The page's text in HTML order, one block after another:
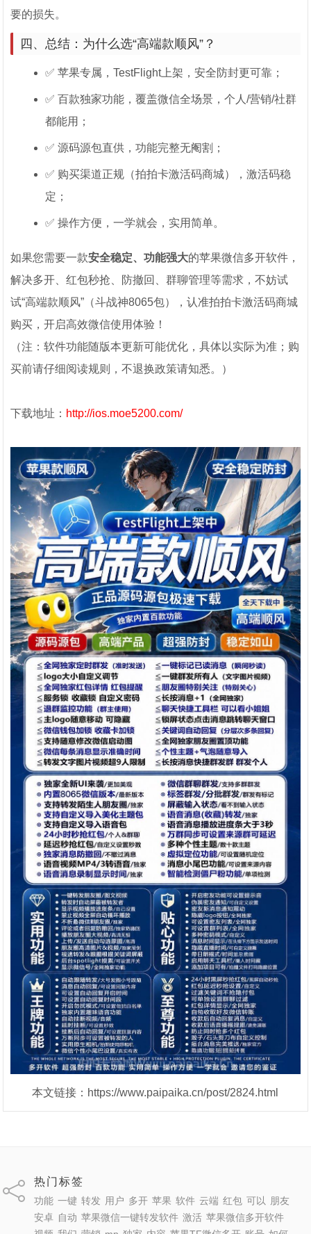
要的损失。
四、总结：为什么选“高端款顺风”？
✅ 苹果专属，TestFlight上架，安全防封更可靠；
✅ 百款独家功能，覆盖微信全场景，个人/营销/社群
都能用；
✅ 源码源包直供，功能完整无阉割；
✅ 购买渠道正规（拍拍卡激活码商城），激活码稳
定；
✅ 操作方便，一学就会，实用简单。
如果您需要一款安全稳定、功能强大的苹果微信多开软件，
解决多开、红包秒抢、防撤回、群聊管理等需求，不妨试
试“高端款顺风”（斗战神8065包），认准拍拍卡激活码商城
购买，开启高效微信使用体验！
（注：软件功能随版本更新可能优化，具体以实际为准；购
买前请仔细阅读规则，不退换政策请知悉。）
下载地址： http://ios.moe5200.com/
本文链接：https://www.paipaika.cn/post/2824.html
热门标签
功能 一键 转发 用户 多开 苹果 软件 云端 红包 可以
朋友
安卓 自动 苹果微信一键转发软件 激活 苹果微信多开软件